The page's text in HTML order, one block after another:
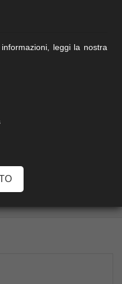
KING
IN
leggi la nostra